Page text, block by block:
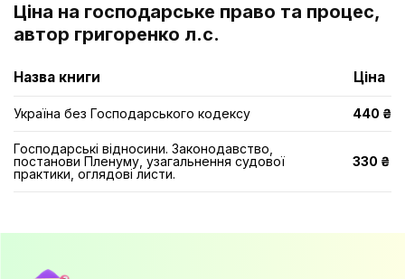
Ціна на господарське право та процес,
автор григоренко л.с.
Назва книги Ціна
Україна без Господарського кодексу 440 ₴
Господарські відносини. Законодавство,
постанови Пленуму, узагальнення судової
практики, оглядові листи.
330 ₴